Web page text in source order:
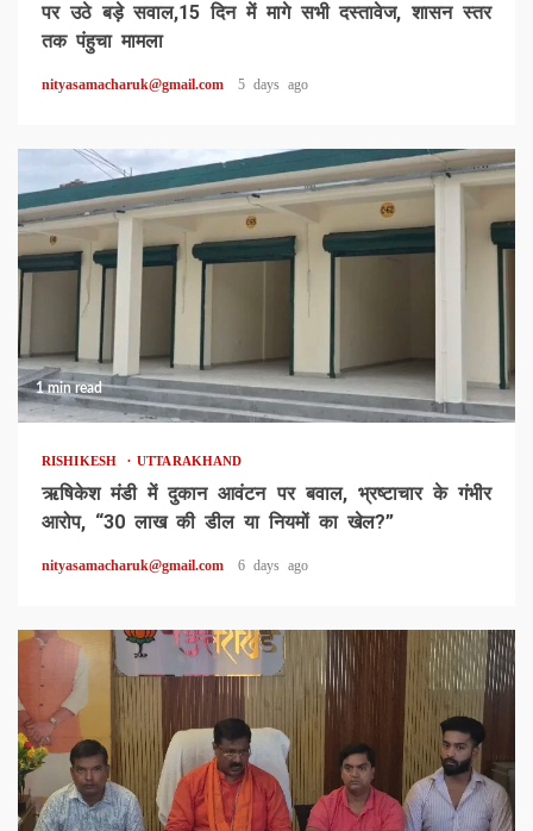
पर उठे बड़े सवाल,15 दिन में मागे सभी दस्तावेज, शासन स्तर
तक पंहुचा मामला
nityasamacharuk@gmail.com 5 days ago
1 min read
RISHIKESH UTTARAKHAND
ऋषिकेश मंडी में दुकान आवंटन पर बवाल, भ्रष्टाचार के गंभीर
आरोप, “30 लाख की डील या नियमों का खेल?”
nityasamacharuk@gmail.com 6 days ago